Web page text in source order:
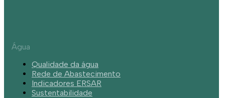
Água
Qualidade da água
Rede de Abastecimento
Indicadores ERSAR
Sustentabilidade